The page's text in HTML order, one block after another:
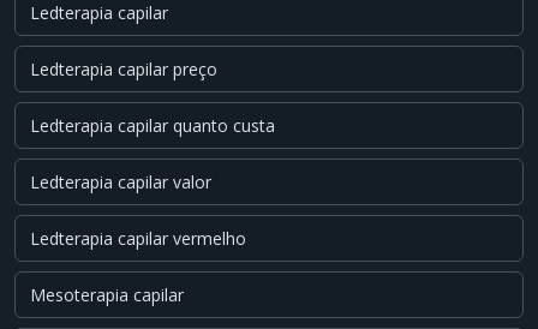
Ledterapia capilar
Ledterapia capilar preço
Ledterapia capilar quanto custa
Ledterapia capilar valor
Ledterapia capilar vermelho
Mesoterapia capilar